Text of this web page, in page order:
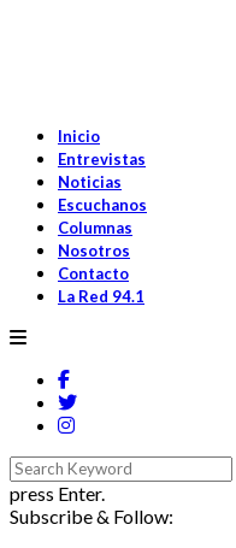
Inicio
Entrevistas
Noticias
Escuchanos
Columnas
Nosotros
Contacto
La Red 94.1
press Enter.
Subscribe & Follow: